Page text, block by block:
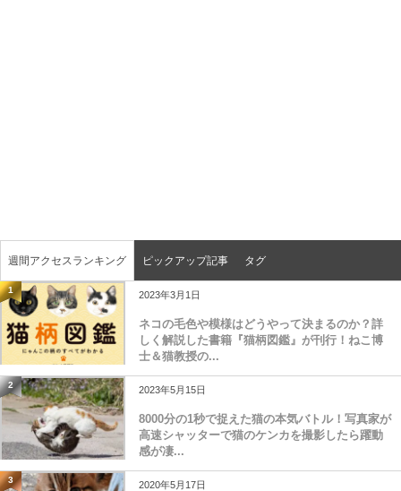
週間アクセスランキング ピックアップ記事 タグ
1 2023年3月1日
ネコの毛色や模様はどうやって決まるのか？詳
しく解説した書籍『猫柄図鑑』が刊行！ねこ博
士＆猫教授の...
2 2023年5月15日
8000分の1秒で捉えた猫の本気バトル！写真家が
高速シャッターで猫のケンカを撮影したら躍動
感が凄...
3 2020年5月17日